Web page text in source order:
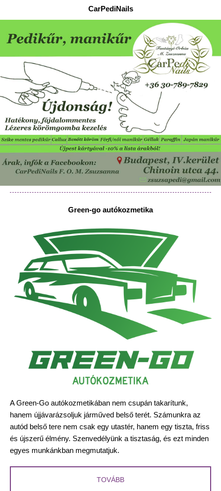
CarPediNails
Green-go autókozmetika
A Green-Go autókozmetikában nem csupán takarítunk,
hanem újjávarázsoljuk járműved belső terét. Számunkra az
autód belső tere nem csak egy utastér, hanem egy tiszta, friss
és újszerű élmény. Szenvedélyünk a tisztaság, és ezt minden
egyes munkánkban megmutatjuk.
TOVÁBB